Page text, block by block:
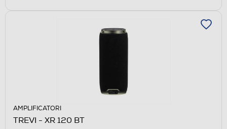
AMPLIFICATORI
TREVI - XR 120 BT